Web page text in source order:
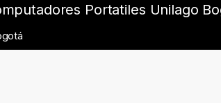
Portatiles Unilago